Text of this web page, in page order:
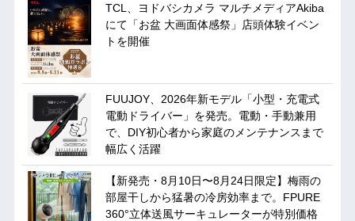
TCL、ヨドバシカメラ マルチメディアAkiba
にて「お盆 大画面体感祭」店頭体験イベン
トを開催
FUUJOY、2026年新モデル「小型・充電式
電動ドライバー」を発売。電動・手動兼用
で、DIY初心者から家庭のメンテナンスまで
幅広く活躍
【新発売・8月10日〜8月24日限定】梅雨の
部屋干しから猛暑の冷房効率まで。FPURE
360°立体送風サーキュレーターが特別価格